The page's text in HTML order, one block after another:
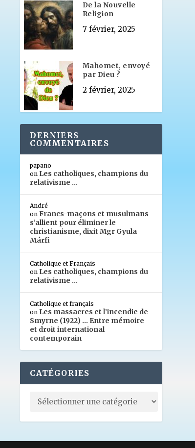
De la Nouvelle
Religion
7 février, 2025
Mahomet, envoyé
par Dieu ?
2 février, 2025
DERNIERS
COMMENTAIRES
papano
on Les catholiques, champions du
relativisme …
André
onFrancs-maçons et musulmans
s’allient pour éliminer le
christianisme, dixit Mgr Gyula
Márfi
Catholique et Français
on Les catholiques, champions du
relativisme …
Catholique et français
on Les massacres et l’incendie de
Smyrne (1922) … Entre mémoire
et droit international
contemporain
CATÉGORIES